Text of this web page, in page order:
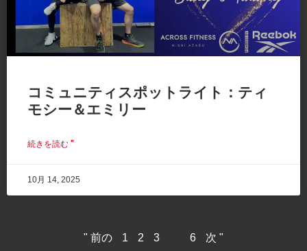
コミュニティスポットライト：ティ
モシー＆エミリー
続きを読む "
10月 14, 2025
" 前の 1 2 3 6 次 "